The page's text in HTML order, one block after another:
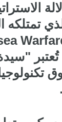
تُعتبر